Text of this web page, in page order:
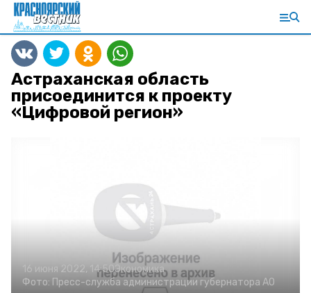
Астраханская область
присоединится к проекту
«Цифровой регион»
16 июня 2022, 14:50Экономика
Фото: Пресс-служба администрации губернатора АО